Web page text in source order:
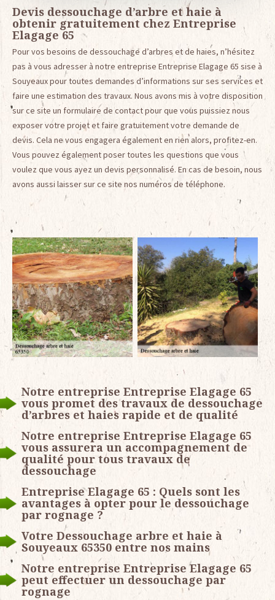
Devis dessouchage d’arbre et haie à
obtenir gratuitement chez Entreprise
Elagage 65
Pour vos besoins de dessouchage d’arbres et de haies, n’hésitez
pas à vous adresser à notre entreprise Entreprise Elagage 65 sise à
Souyeaux pour toutes demandes d’informations sur ses services et
faire une estimation des travaux. Nous avons mis à votre disposition
sur ce site un formulaire de contact pour que vous puissiez nous
exposer votre projet et faire gratuitement votre demande de
devis. Cela ne vous engagera également en rien alors, profitez-en.
Vous pouvez également poser toutes les questions que vous
voulez que vous ayez un devis personnalisé. En cas de besoin, nous
avons aussi laisser sur ce site nos numéros de téléphone.
Notre entreprise Entreprise Elagage 65
vous promet des travaux de dessouchage
d’arbres et haies rapide et de qualité
Notre entreprise Entreprise Elagage 65
vous assurera un accompagnement de
qualité pour tous travaux de
dessouchage
Entreprise Elagage 65 : Quels sont les
avantages à opter pour le dessouchage
par rognage ?
Votre Dessouchage arbre et haie à
Souyeaux 65350 entre nos mains
Notre entreprise Entreprise Elagage 65
peut effectuer un dessouchage par
rognage